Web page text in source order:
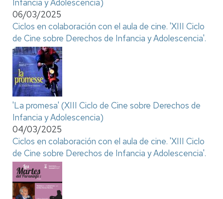
Infancia y Adolescencia)
06/03/2025
Ciclos en colaboración con el aula de cine. 'XIII Ciclo
de Cine sobre Derechos de Infancia y Adolescencia'.
'La promesa' (XIII Ciclo de Cine sobre Derechos de
Infancia y Adolescencia)
04/03/2025
Ciclos en colaboración con el aula de cine. 'XIII Ciclo
de Cine sobre Derechos de Infancia y Adolescencia'.